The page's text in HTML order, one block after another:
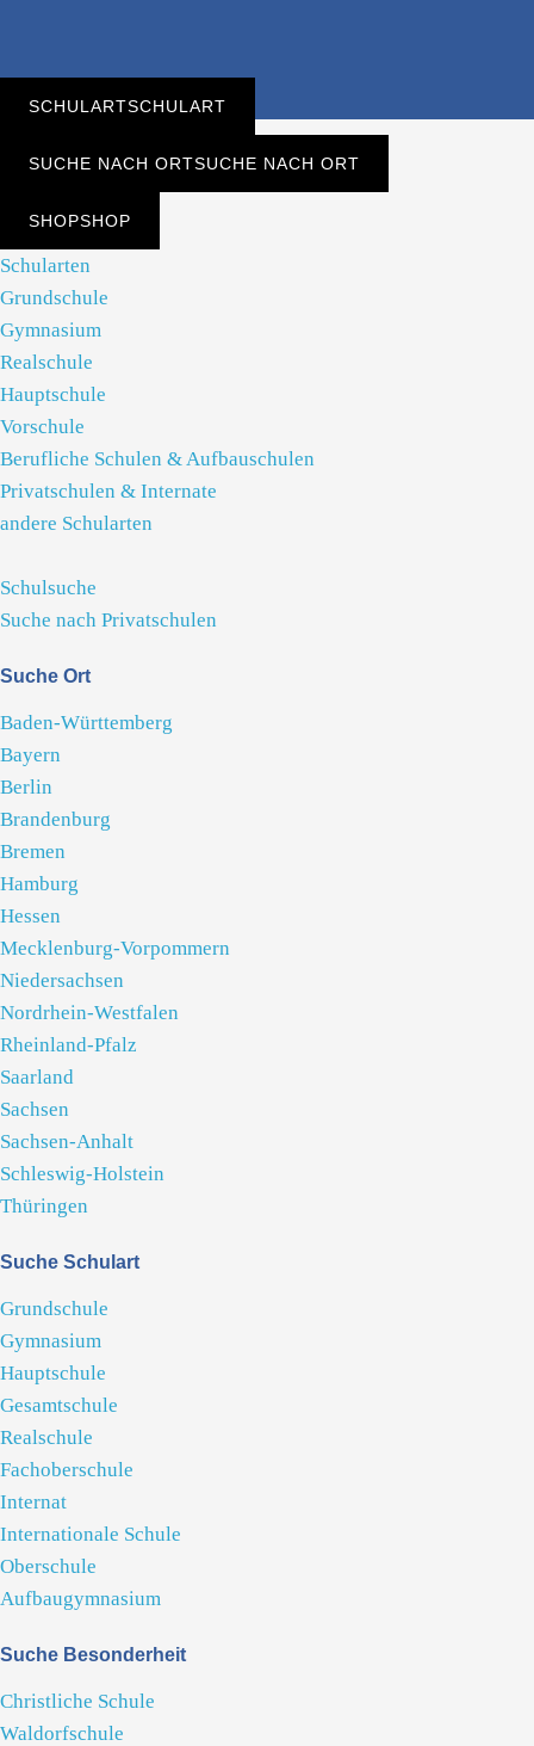
SCHULARTSCHULART
SUCHE NACH ORTSUCHE NACH ORT
SHOPSHOP
Schularten
Grundschule
Gymnasium
Realschule
Hauptschule
Vorschule
Berufliche Schulen & Aufbauschulen
Privatschulen & Internate
andere Schularten
Schulsuche
Suche nach Privatschulen
Suche Ort
Baden-Württemberg
Bayern
Berlin
Brandenburg
Bremen
Hamburg
Hessen
Mecklenburg-Vorpommern
Niedersachsen
Nordrhein-Westfalen
Rheinland-Pfalz
Saarland
Sachsen
Sachsen-Anhalt
Schleswig-Holstein
Thüringen
Suche Schulart
Grundschule
Gymnasium
Hauptschule
Gesamtschule
Realschule
Fachoberschule
Internat
Internationale Schule
Oberschule
Aufbaugymnasium
Suche Besonderheit
Christliche Schule
Waldorfschule